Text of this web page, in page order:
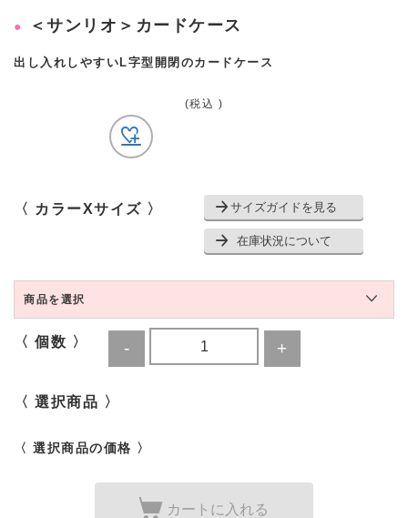
＜サンリオ＞カードケース
出し入れしやすいL字型開閉のカードケース
(税込 )
〈 カラーXサイズ 〉 サイズガイドを見る
在庫状況について
商品を選択
〈 個数 〉
〈 選択商品 〉
〈 選択商品の価格 〉
カートに入れる